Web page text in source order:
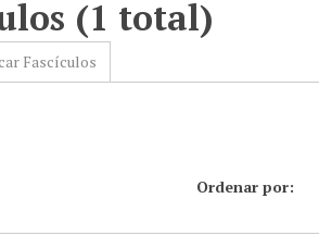
(1 total)
Fascículos
Ordenar por: